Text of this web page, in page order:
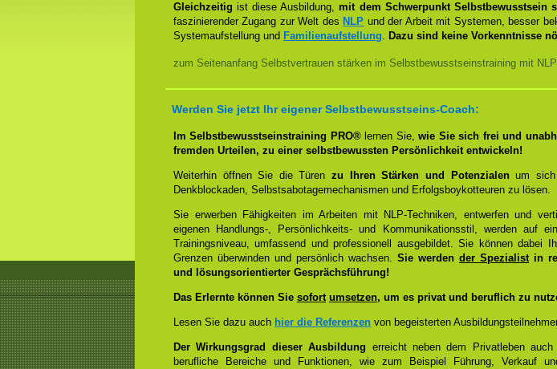
Gleichzeitigist diese Ausbildung, mit dem Schwerpunkt Selbstbewusstsein
faszinierender Zugang zur Welt des NLP und der Arbeit mit Systemen, besser
Systemaufstellung und Familienaufstellung. Dazu sind keine Vorkenntnisse
zum Seitenanfang Selbstvertrauen stärken im Selbstbewusstseinstraining mit NLP
Werden Sie jetzt Ihr eigener Selbstbewusstseins-Coach:
Im Selbstbewusstseinstraining PRO® lernen Sie,wie Sie sich frei und
fremden Urteilen, zu einer selbstbewussten Persönlichkeit entwickeln!
Weiterhin öffnen Sie die Türenzu Ihren Stärken und Potenzialenum sich
Denkblockaden, Selbstsabotagemechanismen und Erfolgsboykotteuren zu lösen.
Sie erwerben Fähigkeiten im Arbeiten mit NLP-Techniken, entwerfen und
eigenen Handlungs-, Persönlichkeits- und Kommunikationsstil, werden auf
Trainingsniveau, umfassend und professionell ausgebildet. Sie können dabei
Grenzen überwinden und persönlich wachsen. Sie werden der Spezialistin
und lösungsorientierter Gesprächsführung!
Das Erlernte können Sie sofort umsetzen, um es privat und beruflich zu
Lesen Sie dazu auch hier die Referenzen von begeisterten
Der Wirkungsgrad dieser Ausbildung erreicht neben dem Privatleben
berufliche Bereiche und Funktionen, wie zum Beispiel Führung, Verkauf